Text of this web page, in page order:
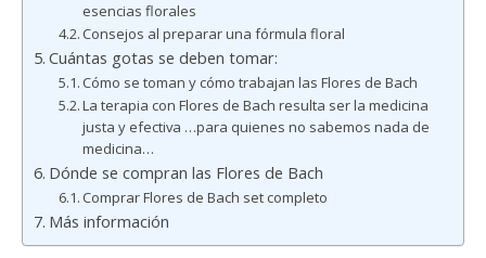
esencias florales
Consejos al preparar una fórmula floral
Cuántas gotas se deben tomar:
Cómo se toman y cómo trabajan las Flores de Bach
La terapia con Flores de Bach resulta ser la medicina
justa y efectiva …para quienes no sabemos nada de
medicina…
Dónde se compran las Flores de Bach
Comprar Flores de Bach set completo
Más información